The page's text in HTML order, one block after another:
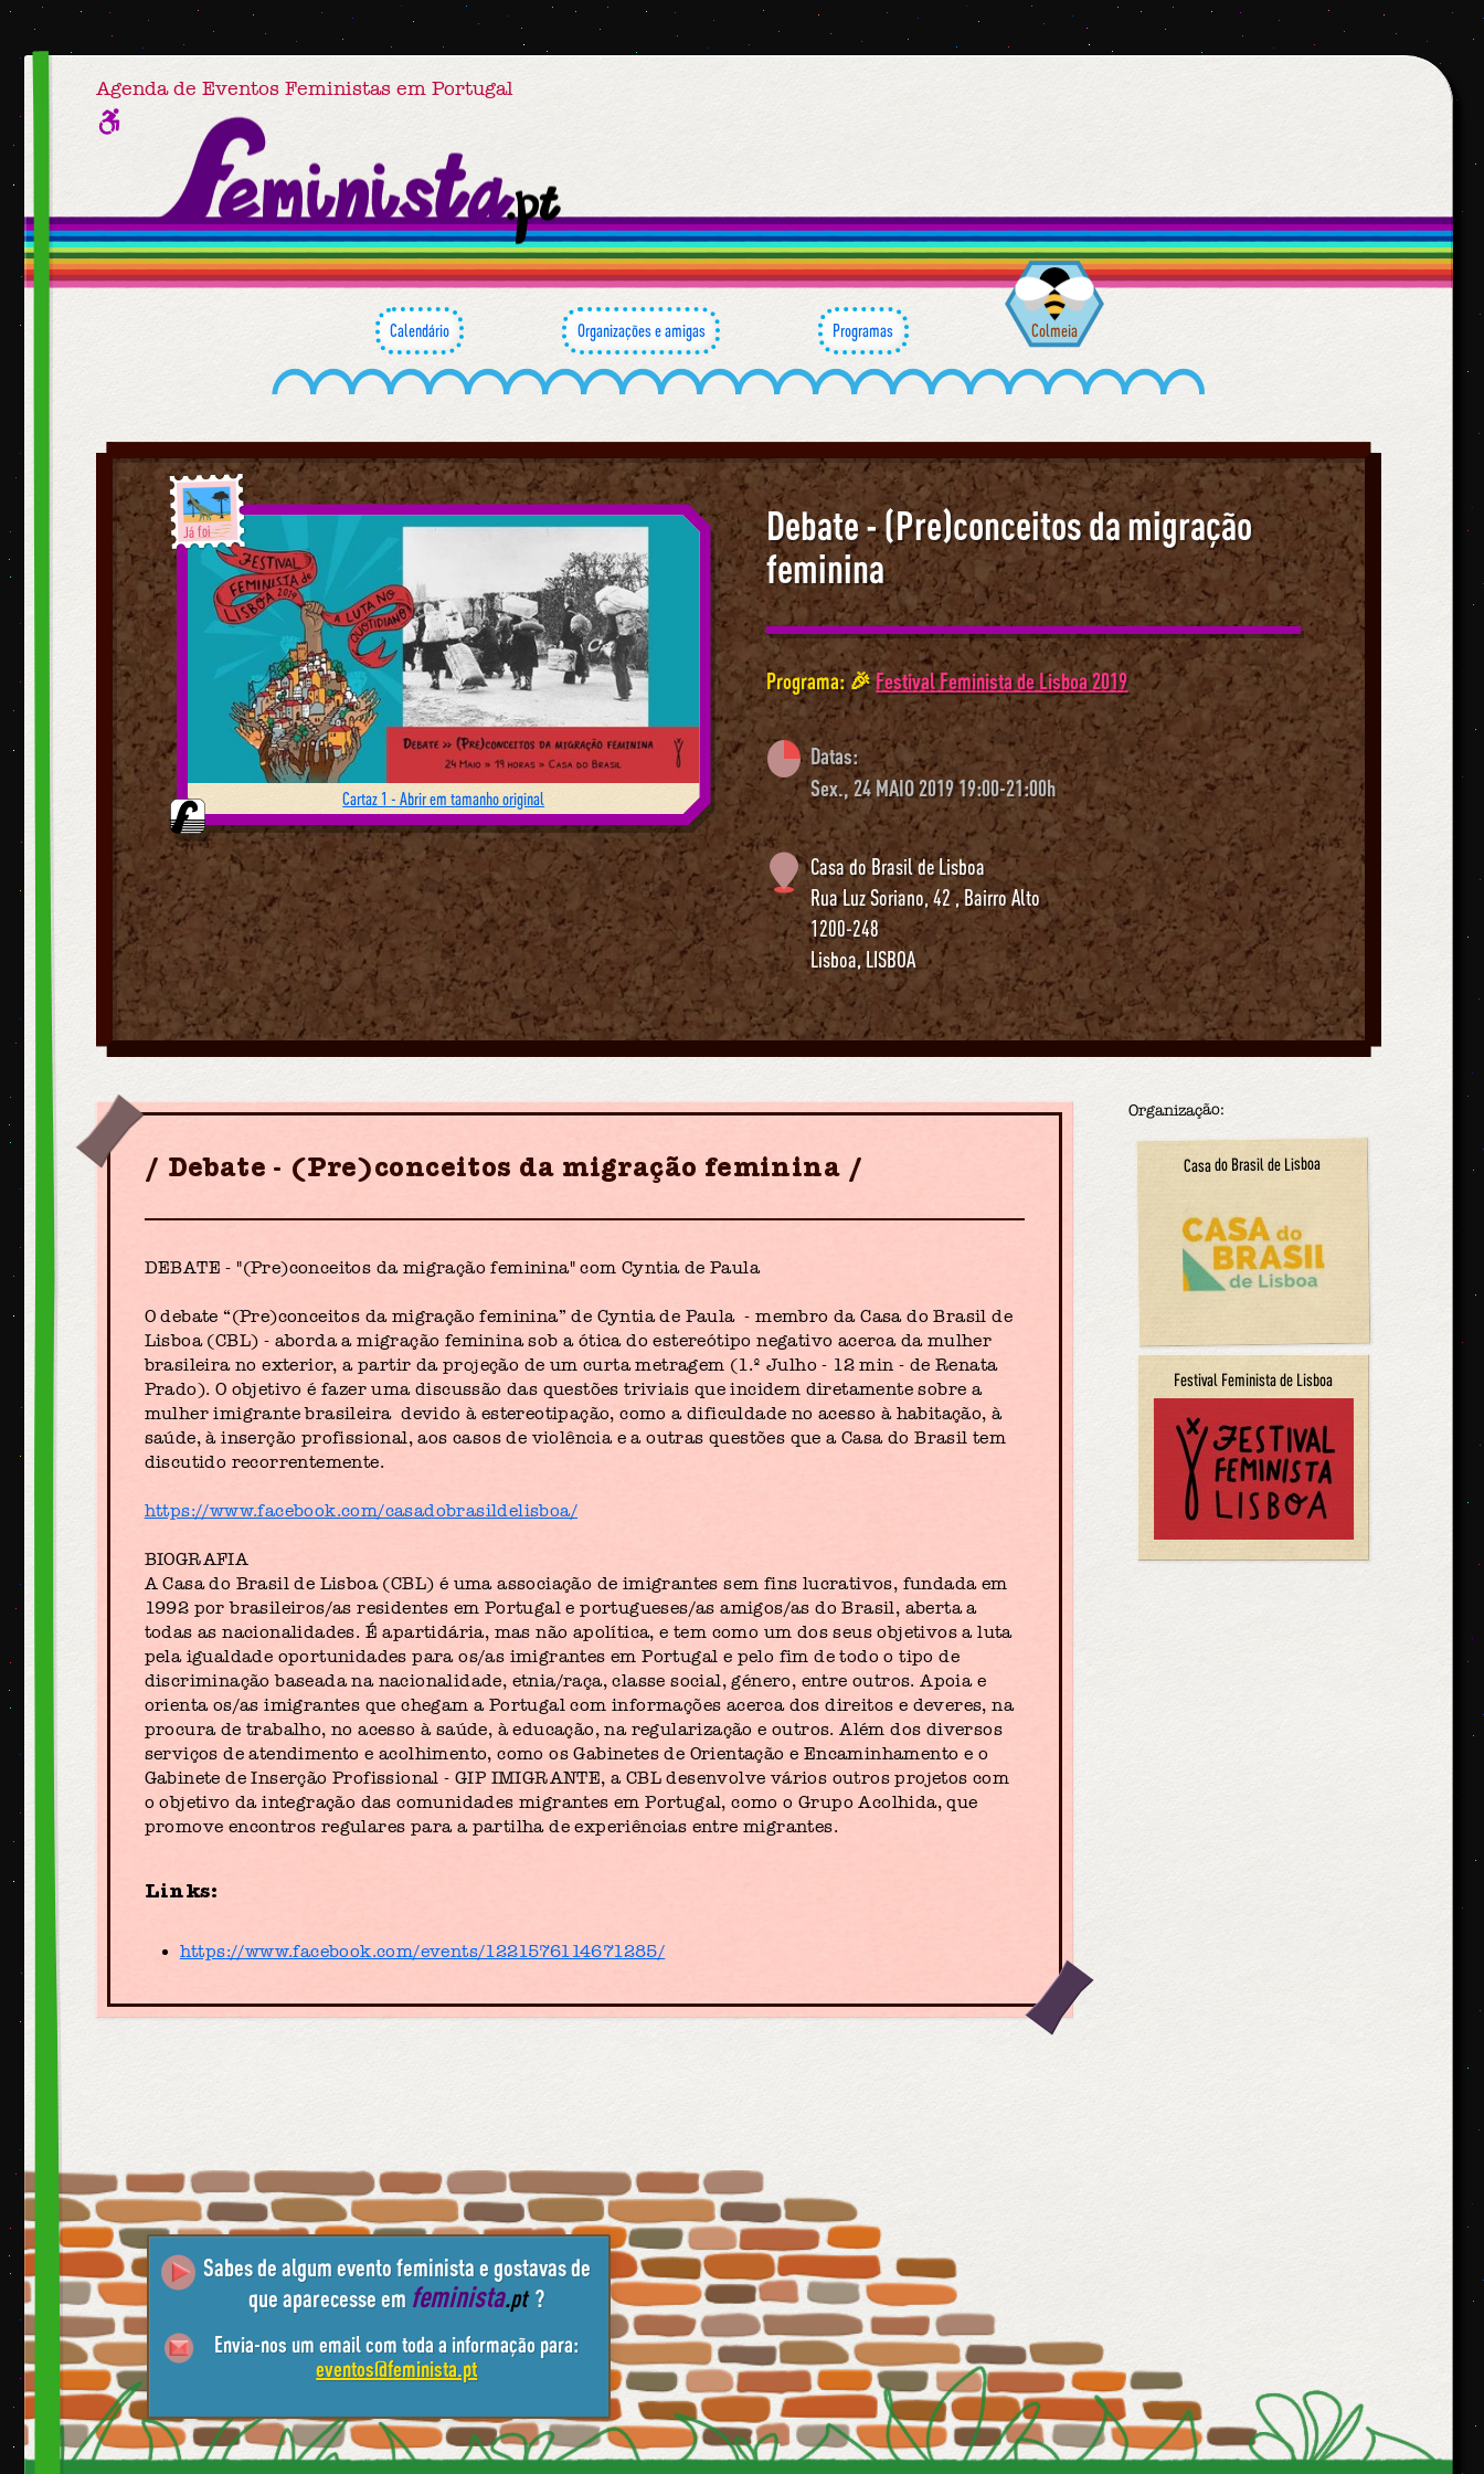
Agenda de Eventos Feministas em Portugal
Calendário Organizações e amigas Programas Colmeia
Debate - (Pre)conceitos da migração
feminina
Programa: 🎉Festival Feminista de Lisboa 2019
Datas:
Sex., 24 MAIO 2019 19:00-21:00h
Casa do Brasil de Lisboa
Rua Luz Soriano, 42 , Bairro Alto
1200-248
Lisboa,LISBOA
Já foi
Cartaz 1 - Abrir em tamanho original
Debate - (Pre)conceitos da migração feminina
DEBATE - "(Pre)conceitos da migração feminina" com Cyntia de Paula
O debate “(Pre)conceitos da migração feminina” de Cyntia de Paula - membro da Casa do Brasil de
Lisboa (CBL) - aborda a migração feminina sob a ótica do estereótipo negativo acerca da mulher
brasileira no exterior, a partir da projeção de um curta metragem (1.º Julho - 12 min - de Renata
Prado). O objetivo é fazer uma discussão das questões triviais que incidem diretamente sobre a
mulher imigrante brasileira devido à estereotipação, como a dificuldade no acesso à habitação, à
saúde, à inserção profissional, aos casos de violência e a outras questões que a Casa do Brasil tem
discutido recorrentemente.
https://www.facebook.com/casadobrasildelisboa/
BIOGRAFIA
A Casa do Brasil de Lisboa (CBL) é uma associação de imigrantes sem fins lucrativos, fundada em
1992 por brasileiros/as residentes em Portugal e portugueses/as amigos/as do Brasil, aberta a
todas as nacionalidades. É apartidária, mas não apolítica, e tem como um dos seus objetivos a luta
pela igualdade oportunidades para os/as imigrantes em Portugal e pelo fim de todo o tipo de
discriminação baseada na nacionalidade, etnia/raça, classe social, género, entre outros. Apoia e
orienta os/as imigrantes que chegam a Portugal com informações acerca dos direitos e deveres, na
procura de trabalho, no acesso à saúde, à educação, na regularização e outros. Além dos diversos
serviços de atendimento e acolhimento, como os Gabinetes de Orientação e Encaminhamento e o
Gabinete de Inserção Profissional - GIP IMIGRANTE, a CBL desenvolve vários outros projetos com
o objetivo da integração das comunidades migrantes em Portugal, como o Grupo Acolhida, que
promove encontros regulares para a partilha de experiências entre migrantes.
Links:
https://www.facebook.com/events/1221576114671285/
Organização:
Casa do Brasil de Lisboa
Festival Feminista de Lisboa
Sabes de algum evento feminista e gostavas de
que aparecesse em feminista.pt ?
Envia-nos um email com toda a informação para:
eventos@feminista.pt